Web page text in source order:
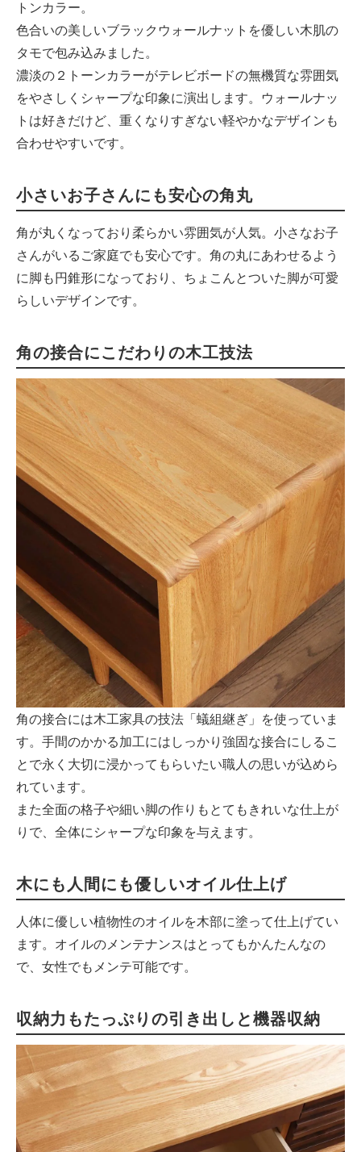
トンカラー。
色合いの美しいブラックウォールナットを優しい木肌の
タモで包み込みました。
濃淡の２トーンカラーがテレビボードの無機質な雰囲気
をやさしくシャープな印象に演出します。ウォールナッ
トは好きだけど、重くなりすぎない軽やかなデザインも
合わせやすいです。
小さいお子さんにも安心の角丸
角が丸くなっており柔らかい雰囲気が人気。小さなお子
さんがいるご家庭でも安心です。角の丸にあわせるよう
に脚も円錐形になっており、ちょこんとついた脚が可愛
らしいデザインです。
角の接合にこだわりの木工技法
角の接合には木工家具の技法「蟻組継ぎ」を使っていま
す。手間のかかる加工にはしっかり強固な接合にしるこ
とで永く大切に浸かってもらいたい職人の思いが込めら
れています。
また全面の格子や細い脚の作りもとてもきれいな仕上が
りで、全体にシャープな印象を与えます。
木にも人間にも優しいオイル仕上げ
人体に優しい植物性のオイルを木部に塗って仕上げてい
ます。オイルのメンテナンスはとってもかんたんなの
で、女性でもメンテ可能です。
収納力もたっぷりの引き出しと機器収納